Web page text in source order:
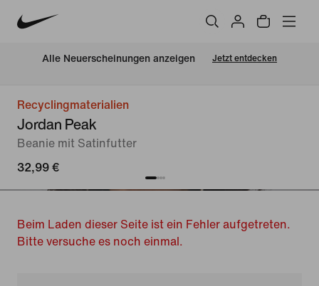
Alle Neuerscheinungen anzeigen Jetzt entdecken
Recyclingmaterialien
Jordan Peak
Beanie mit Satinfutter
32,99 €
Beim Laden dieser Seite ist ein Fehler aufgetreten.
Bitte versuche es noch einmal.